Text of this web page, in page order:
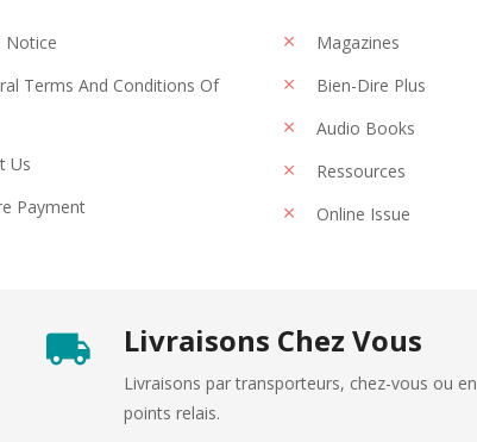
Terms And Conditions Of
Us
Payment
Magazines
Bien-Dire Plus
Audio Books
Ressources
Online Issue
Livraisons Chez Vous
Livraisons par transporteurs, chez-vous ou en
points relais.